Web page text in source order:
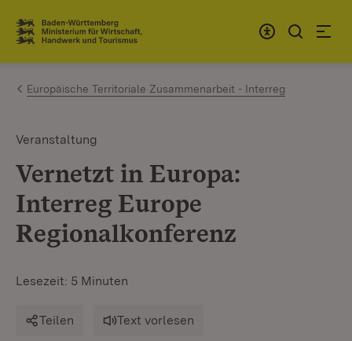
Zum Inhalt springen
Link zur Startseite
Europäische Territoriale Zusammenarbeit - Interreg
Veranstaltung
Vernetzt in Europa:
Interreg Europe
Regionalkonferenz
Lesezeit: 5 Minuten
Teilen Text vorlesen